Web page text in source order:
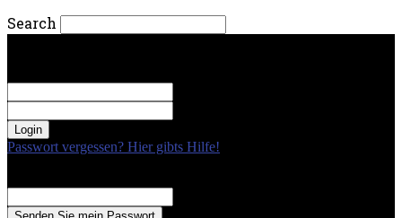
Search
Passwort vergessen? Hier gibts Hilfe!